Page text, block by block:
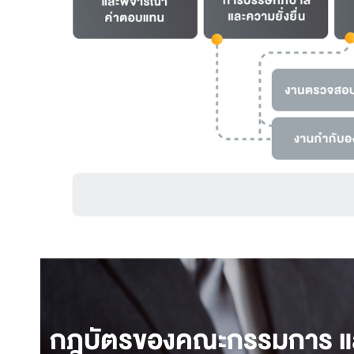
กฎบัตรของคณะกรรมการ